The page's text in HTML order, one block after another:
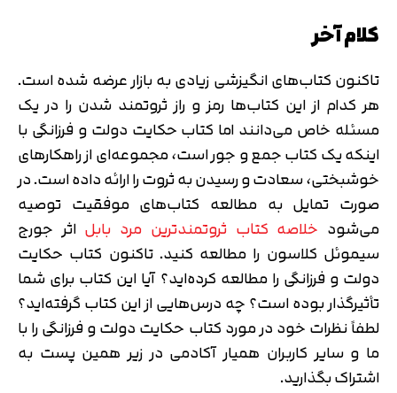
کلام آخر
تاکنون کتاب‌های انگیزشی زیادی به بازار عرضه شده است.
هر کدام از این کتاب‌ها رمز و راز ثروتمند شدن را در یک
مسئله خاص می‌دانند اما کتاب حکایت دولت و فرزانگی با
اینکه یک کتاب جمع و جور است، مجموعه‌ای از راهکارهای
خوشبختی، سعادت و رسیدن به ثروت را ارائه داده است. در
صورت تمایل به مطالعه کتاب‌های موفقیت توصیه
می‎‌شود
خلاصه کتاب ثروتمندترین مرد بابل اثر جورج
سیموئل کلاسون را مطالعه کنید. تاکنون کتاب حکایت
دولت و فرزانگی را مطالعه کرده‌اید؟ آیا این کتاب برای شما
تأثیرگذار بوده است؟ چه درس‌هایی از این کتاب گرفته‌اید؟
لطفاً نظرات خود در مورد کتاب حکایت دولت و فرزانگی را با
ما و سایر کاربران همیار آکادمی در زیر همین پست به
اشتراک بگذارید.